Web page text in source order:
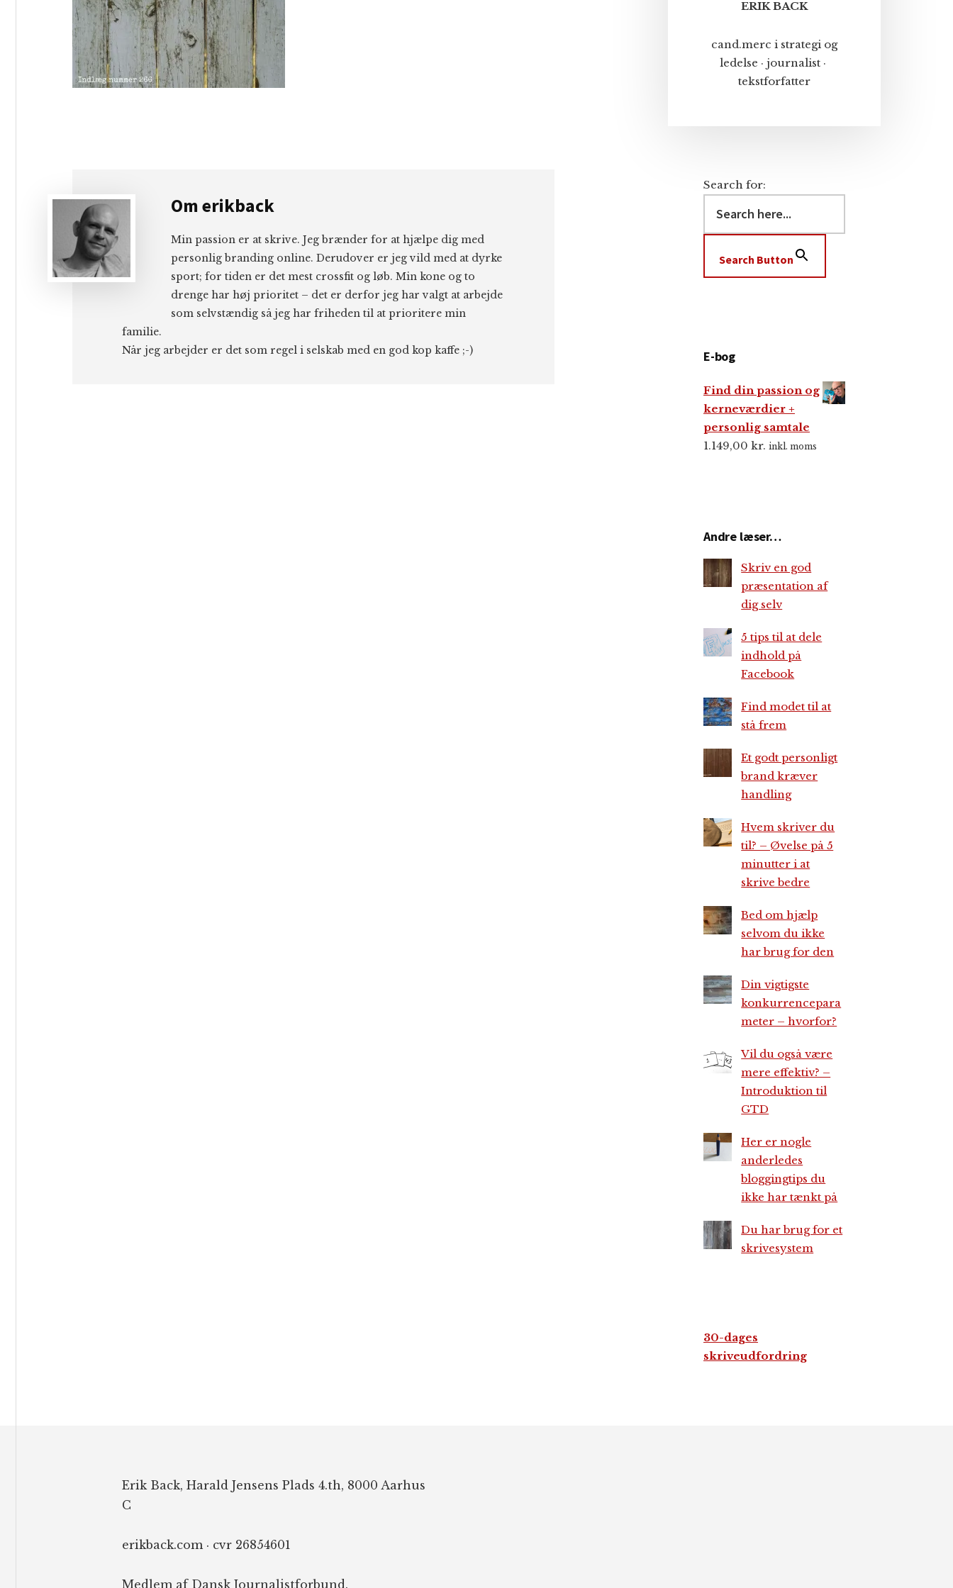
Om erikback
Min passion er at skrive. Jeg brænder for at hjælpe dig med
personlig branding online. Derudover er jeg vild med at dyrke
sport; for tiden er det mest crossfit og løb. Min kone og to
drenge har høj prioritet – det er derfor jeg har valgt at arbejde
som selvstændig så jeg har friheden til at prioritere min
familie.
Når jeg arbejder er det som regel i selskab med en god kop kaffe ;-)
ERIK BACK
cand.merc i strategi og
ledelse · journalist ·
tekstforfatter
Search for:
Search Button
E-bog
Find din passion og
kerneværdier +
personlig samtale
1.149,00 kr. inkl. moms
Andre læser…
Skriv en god
præsentation af
dig selv
5 tips til at dele
indhold på
Facebook
Find modet til at
stå frem
Et godt personligt
brand kræver
handling
Hvem skriver du
til? – Øvelse på 5
minutter i at
skrive bedre
Bed om hjælp
selvom du ikke
har brug for den
Din vigtigste
konkurrencepara
meter – hvorfor?
Vil du også være
mere effektiv? –
Introduktion til
GTD
Her er nogle
anderledes
bloggingtips du
ikke har tænkt på
Du har brug for et
skrivesystem
30-dages
skriveudfordring
Erik Back, Harald Jensens Plads 4.th, 8000 Aarhus
C
erikback.com · cvr 26854601
Medlem af Dansk Journalistforbund.